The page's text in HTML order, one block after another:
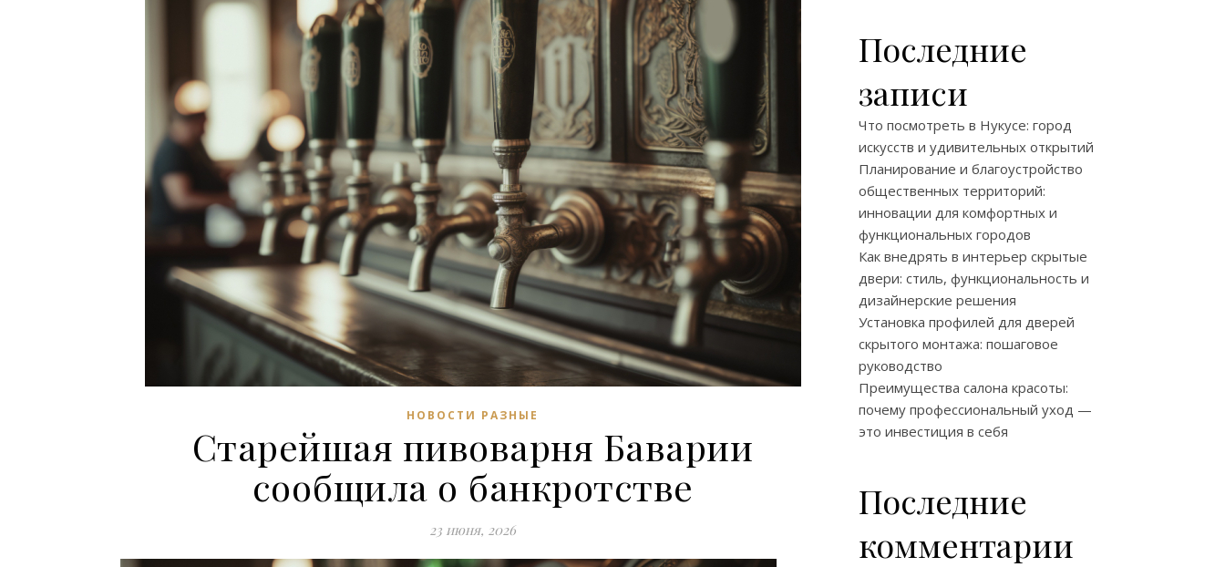
НОВОСТИ РАЗНЫЕ
Старейшая пивоварня Баварии
сообщила о банкротстве
23 июня, 2026
Последние
записи
Что посмотреть в Нукусе: город
искусств и удивительных открытий
Планирование и благоустройство
общественных территорий:
инновации для комфортных и
функциональных городов
Как внедрять в интерьер скрытые
двери: стиль, функциональность и
дизайнерские решения
Установка профилей для дверей
скрытого монтажа: пошаговое
руководство
Преимущества салона красоты:
почему профессиональный уход —
это инвестиция в себя
Последние
комментарии